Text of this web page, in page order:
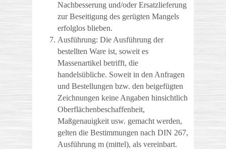
Nachbesserung und/oder Ersatzlieferung
zur Beseitigung des gerügten Mangels
erfolglos blieben.
Ausführung: Die Ausführung der
bestellten Ware ist, soweit es
Massenartikel betrifft, die
handelsübliche. Soweit in den Anfragen
und Bestellungen bzw. den beigefügten
Zeichnungen keine Angaben hinsichtlich
Oberflächenbeschaffenheit,
Maßgenauigkeit usw. gemacht werden,
gelten die Bestimmungen nach DIN 267,
Ausführung m (mittel), als vereinbart.